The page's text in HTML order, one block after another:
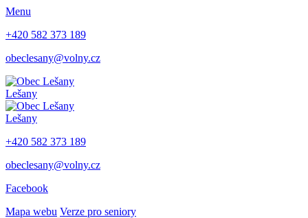
Menu
+420 582 373 189
obeclesany@volny.cz
Lešany
Lešany
+420 582 373 189
obeclesany@volny.cz
Facebook
Mapa webu Verze pro seniory